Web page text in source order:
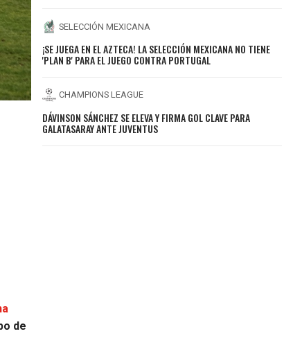
de
SELECCIÓN MEXICANA
¡SE JUEGA EN EL AZTECA! LA SELECCIÓN MEXICANA NO TIENE
'PLAN B' PARA EL JUEGO CONTRA PORTUGAL
CHAMPIONS LEAGUE
DÁVINSON SÁNCHEZ SE ELEVA Y FIRMA GOL CLAVE PARA
GALATASARAY ANTE JUVENTUS